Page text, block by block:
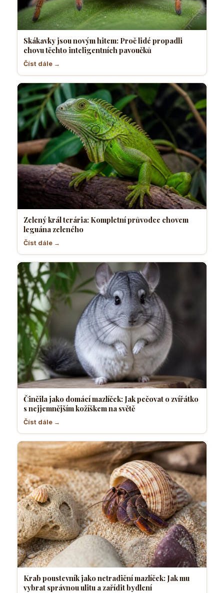
Skákavky jsou novým hitem: Proč lidé propadli
chovu těchto inteligentních pavoučků
Číst dále →
Zelený král terária: Kompletní průvodce chovem
leguána zeleného
Číst dále →
Činčila jako domácí mazlíček: Jak pečovat o zvířátko
s nejjemnějším kožíškem na světě
Číst dále →
Krab poustevník jako netradiční mazlíček: Jak mu
vybrat správnou ulitu a zařídit bydlení